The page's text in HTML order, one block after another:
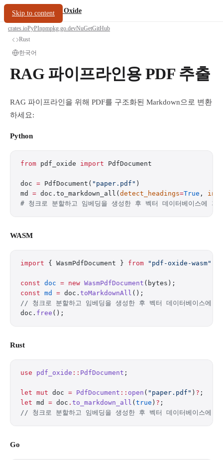
Skip to content
oxide.fyi/PDF Oxide
crates.ioPyPInpmpkg.go.devNuGetGitHub
Rust
한국어
RAG 파이프라인용 PDF 추출
RAG 파이프라인을 위해 PDF를 구조화된 Markdown으로 변환
하세요:
Python
from pdf_oxide import PdfDocument
doc = PdfDocument( "paper.pdf" )
md = doc.to_markdown_all( detect_headings=True ,
# 청크로 분할하고 임베딩을 생성한 후 벡터 데이터베이스에 저
WASM
import { WasmPdfDocument } from "pdf-oxide-wasm"
const doc = new WasmPdfDocument (bytes);
const md = doc. toMarkdownAll ();
// 청크로 분할하고 임베딩을 생성한 후 벡터 데이터베이스에 저
doc. free ();
Rust
use pdf_oxide :: PdfDocument ;
let mut doc = PdfDocument :: open ( "paper.pdf" ) ? ;
let md = doc . to_markdown_all ( true ) ? ;
// 청크로 분할하고 임베딩을 생성한 후 벡터 데이터베이스에 저
Go